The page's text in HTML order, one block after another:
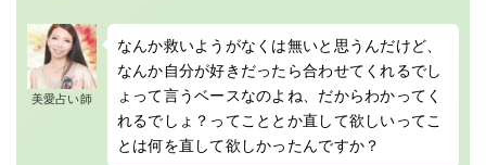
美愛占い師
なんか救いようがなくは無いと思うんだけど、
なんか自分が好きだったら合わせてくれるでし
ょって言うベースなのよね、だからわかってく
れるでしょ？ってこととか直して欲しいってこ
とは何を直して欲しかったんですか？